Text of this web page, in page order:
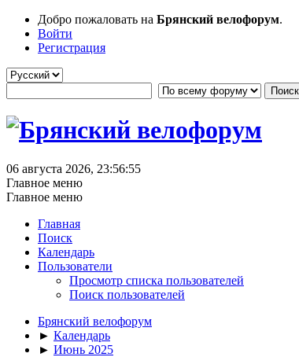
Добро пожаловать на Брянский велофорум.
Войти
Регистрация
06 августа 2026, 23:56:55
Главное меню
Главное меню
Главная
Поиск
Календарь
Пользователи
Просмотр списка пользователей
Поиск пользователей
Брянский велофорум
► Календарь
► Июнь 2025